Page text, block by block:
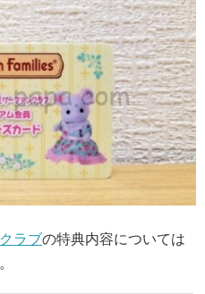
ラブの特典内容については